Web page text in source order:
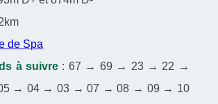
de Spa
à suivre : 67 → 69 → 23 → 22 →
→ 04 → 03 → 07 → 08 → 09 → 10